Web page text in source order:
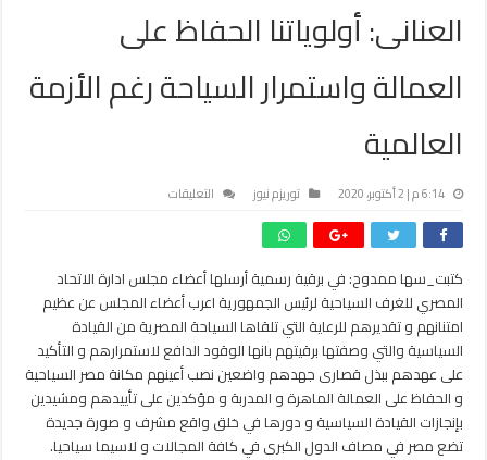
العنانى: أولوياتنا الحفاظ على
العمالة واستمرار السياحة رغم الأزمة
العالمية
6:14 م | 2 أكتوبر، 2020 توريزم نيوز التعليقات
على
العمالة
واستمرار
السياحة
رغم
الأزمة
العالمية
مغلقة
كتبت_سها ممدوح: في برقية رسمية أرسلها أعضاء مجلس ادارة الاتحاد
المصري للغرف السياحية لرئيس الجمهورية اعرب أعضاء المجلس عن عظيم
امتنانهم و تقديرهم للرعاية التي تلقاها السياحة المصرية من القيادة
السياسية والتي وصفتها برقيتهم بانها الوقود الدافع لاستمرارهم و التأكيد
على عهدهم ببذل قصارى جهدهم واضعين نصب أعينهم مكانة مصر السياحية
و الحفاظ على العمالة الماهرة و المدربة و مؤكدين على تأييدهم ومشيدين
بإنجازات القيادة السياسية و دورها في خلق واقع مشرف و صورة جديدة
تضع مصر في مصاف الدول الكبرى في كافة المجالات و لاسيما سياحيا.